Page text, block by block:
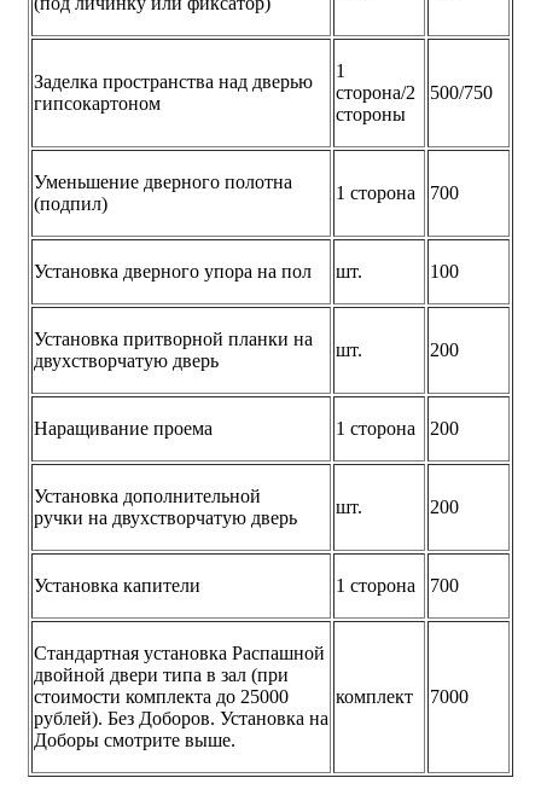
Заделка пространства над дверью
гипсокартоном
1
сторона/2
стороны
500/750
Уменьшение дверного полотна
(подпил)
1 сторона 700
Установка дверного упора на пол шт. 100
Установка притворной планки на
двухстворчатую дверь
шт. 200
Наращивание проема 1 сторона 200
Установка дополнительной
ручки на двухстворчатую дверь
шт. 200
Установка капители 1 сторона 700
Стандартная установка Распашной
двойной двери типа в зал (при
стоимости комплекта до 25000
рублей). Без Доборов. Установка на
Доборы смотрите выше.
комплект 7000